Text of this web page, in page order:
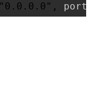
"0.0.0.0" , port